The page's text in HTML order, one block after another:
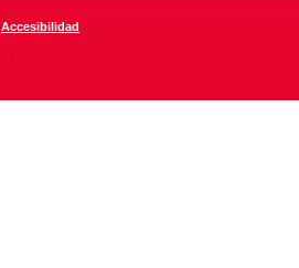
Accesibilidad